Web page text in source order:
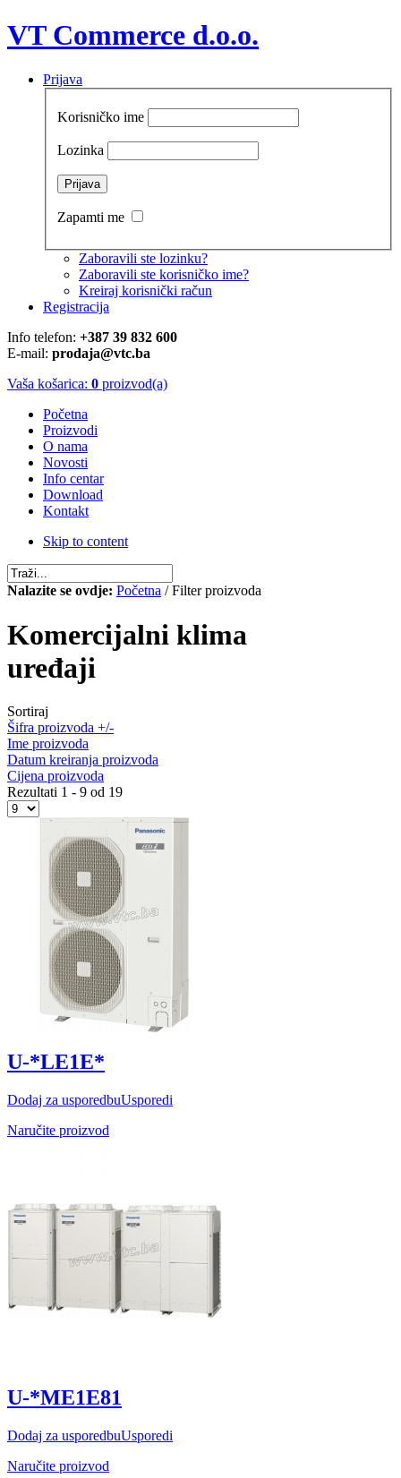
VT Commerce d.o.o.
Prijava
Korisničko ime
Lozinka
Zapamti me
Zaboravili ste lozinku?
Zaboravili ste korisničko ime?
Kreiraj korisnički račun
Registracija
Info telefon: +387 39 832 600
E-mail: prodaja@vtc.ba
Vaša košarica: 0 proizvod(a)
Početna
Proizvodi
O nama
Novosti
Info centar
Download
Kontakt
Skip to content
Nalazite se ovdje: Početna / Filter proizvoda
Komercijalni klima
uređaji
Sortiraj
Šifra proizvoda +/-
Ime proizvoda
Datum kreiranja proizvoda
Cijena proizvoda
Rezultati 1 - 9 od 19
U-*LE1E*
Dodaj za usporedbuUsporedi
Naručite proizvod
U-*ME1E81
Dodaj za usporedbuUsporedi
Naručite proizvod